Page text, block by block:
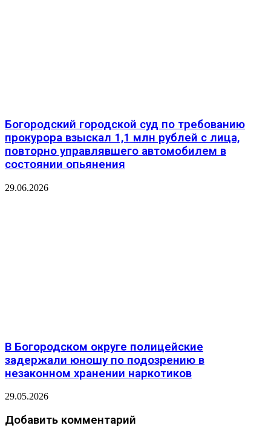
️Богородский городской суд по требованию
прокурора взыскал 1,1 млн рублей с лица,
повторно управлявшего автомобилем в
состоянии опьянения
29.06.2026
В Богородском округе полицейские
задержали юношу по подозрению в
незаконном хранении наркотиков
29.05.2026
Добавить комментарий